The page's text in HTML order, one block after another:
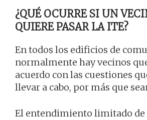
¿QUÉ OCURRE SI UN
QUIERE PASAR LA ITE?
En todos los edificios de
normalmente hay vecinos
acuerdo con las cuestiones
llevar a cabo, por más que
El entendimiento limitado de